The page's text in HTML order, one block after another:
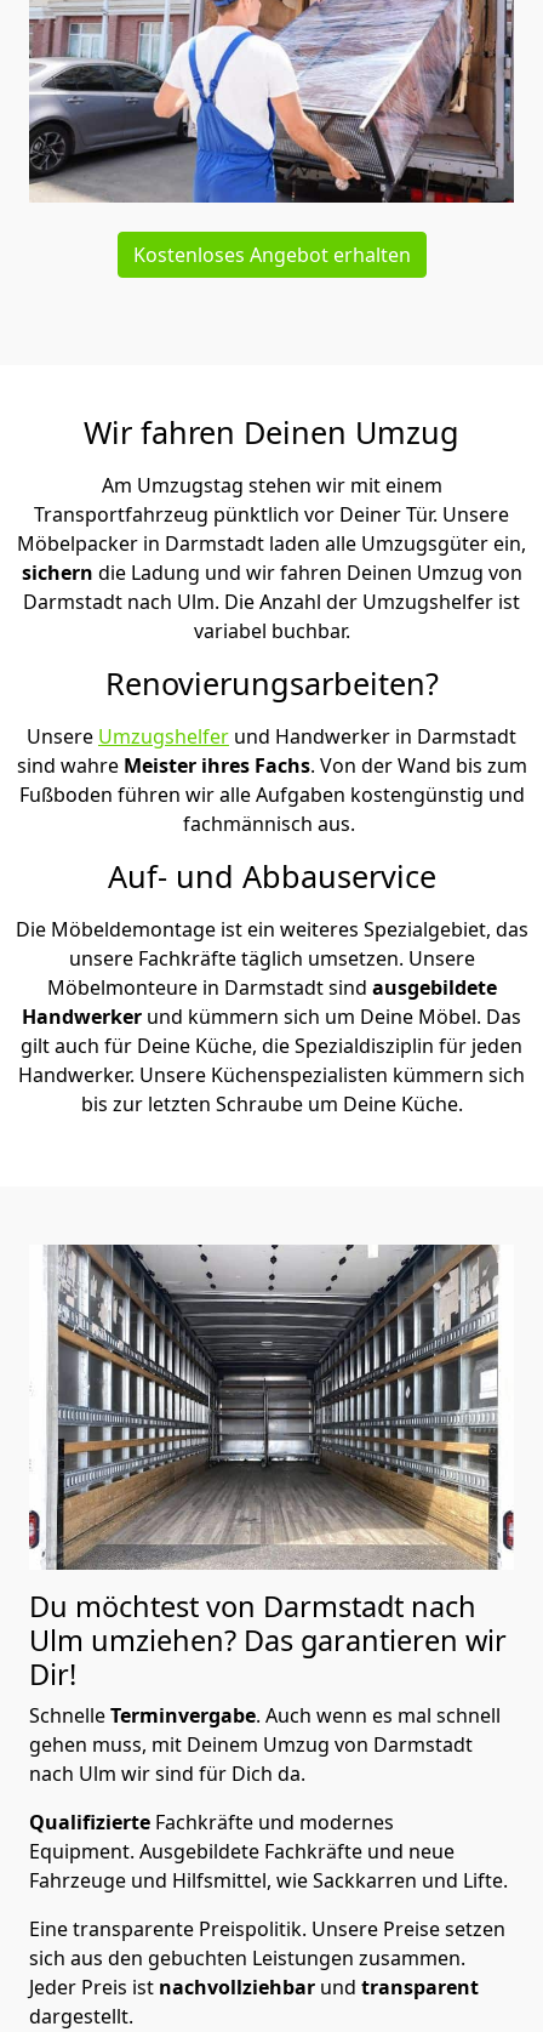
Kostenloses Angebot erhalten
Wir fahren Deinen Umzug
Am Umzugstag stehen wir mit einem
Transportfahrzeug pünktlich vor Deiner Tür. Unsere
Möbelpacker in Darmstadt laden alle Umzugsgüter ein,
sichern die Ladung und wir fahren Deinen Umzug von
Darmstadt nach Ulm. Die Anzahl der Umzugshelfer ist
variabel buchbar.
Renovierungsarbeiten?
Unsere Umzugshelfer und Handwerker in Darmstadt
sind wahre Meister ihres Fachs. Von der Wand bis zum
Fußboden führen wir alle Aufgaben kostengünstig und
fachmännisch aus.
Auf- und Abbauservice
Die Möbeldemontage ist ein weiteres Spezialgebiet, das
unsere Fachkräfte täglich umsetzen. Unsere
Möbelmonteure in Darmstadt sind ausgebildete
Handwerker und kümmern sich um Deine Möbel. Das
gilt auch für Deine Küche, die Spezialdisziplin für jeden
Handwerker. Unsere Küchenspezialisten kümmern sich
bis zur letzten Schraube um Deine Küche.
Du möchtest von Darmstadt nach
Ulm umziehen? Das garantieren wir
Dir!
SchnelleTerminvergabe. Auch wenn es mal schnell
gehen muss, mit Deinem Umzug von Darmstadt
nach Ulm wir sind für Dich da.
Qualifizierte Fachkräfte und modernes
Equipment. Ausgebildete Fachkräfte und neue
Fahrzeuge und Hilfsmittel, wie Sackkarren und Lifte.
Eine transparente Preispolitik. Unsere Preise setzen
sich aus den gebuchten Leistungen zusammen.
Jeder Preis ist nachvollziehbar und transparent
dargestellt.